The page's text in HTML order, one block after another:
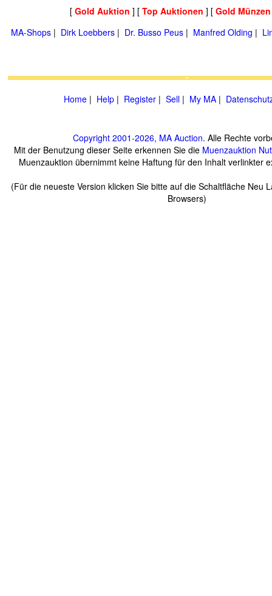
[ Gold Auktion ] [ Top Auktionen ] [ Gold
MA-Shops | Dirk Loebbers | Dr. Busso Peus | Manfred Olding |
Home | Help | Register | Sell | My MA |
Copyright 2001-2026, MA Auction. Alle Rechte
Mit der Benutzung dieser Seite erkennen Sie die Muenzauktion
Muenzauktion übernimmt keine Haftung für den Inhalt verlinkter
(Für die neueste Version klicken Sie bitte auf die Schaltfläche Neu
Browsers)